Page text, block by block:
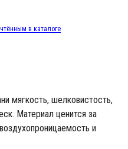
в каталоге
мягкость, шелковистость,
Материал ценится за
и